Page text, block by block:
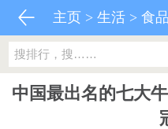
主页 >生活 >食品
中国最出名的七大